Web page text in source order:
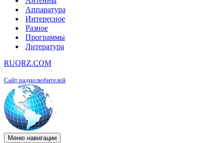
Аппаратура
Интересное
Разное
Программы
Литература
RUQRZ.COM
Сайт радиолюбителей
Меню навигации